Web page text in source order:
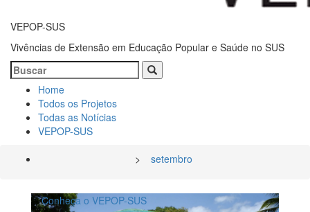
VEPOP-SUS
Vivências de Extensão em Educação Popular e Saúde no SUS
Home
Todos os Projetos
Todas as Notícias
VEPOP-SUS
>
setembro
Conheça o VEPOP-SUS